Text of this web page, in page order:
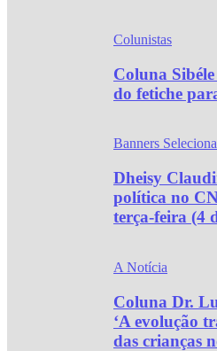
Colunistas
Coluna
do fetiche
Banners
Dheisy
política no
terça-feira (4
A Notícia
Coluna Dr.
‘A evolução
das crianças